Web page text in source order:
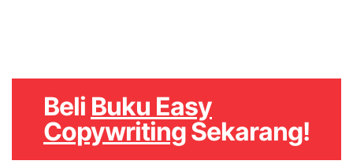
Beli Buku Easy
CopywritingSekarang!